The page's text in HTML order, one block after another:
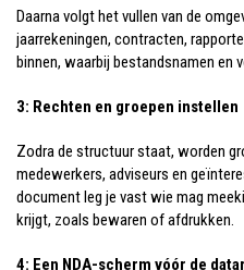
Daarna volgt het vullen van de
jaarrekeningen, contracten,
binnen, waarbij bestandsnamen en
3: Rechten en groepen instellen
Zodra de structuur staat, worden
medewerkers, adviseurs en
document leg je vast wie mag
krijgt, zoals bewaren of afdrukken.
4: Een NDA-scherm vóór de